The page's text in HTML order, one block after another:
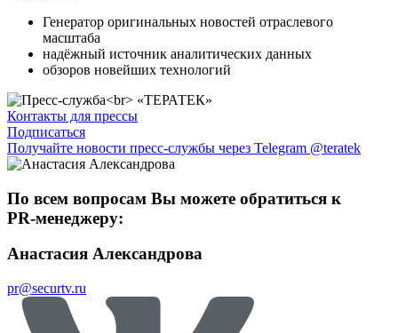
Генератор оригинальных новостей отраслевого
масштаба
надёжный источник аналитических данных
обзоров новейших технологий
Контакты для прессы
Подписаться
Получайте новости пресс-службы через Telegram @teratek
По всем вопросам Вы можете обратиться к
PR-менеджеру:
Анастасия Александрова
pr@securtv.ru